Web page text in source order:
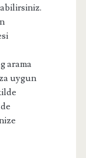
arama
uygun